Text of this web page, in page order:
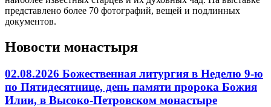
представлено более 70 фотографий, вещей и подлинных
документов.
Новости монастыря
02.08.2026 Божественная литургия в Неделю 9-ю
по Пятидесятнице, день памяти пророка Божия
Илии, в Высоко-Петровском монастыре